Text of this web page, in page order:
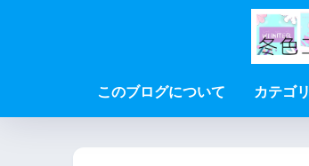
このブログについて カテゴ